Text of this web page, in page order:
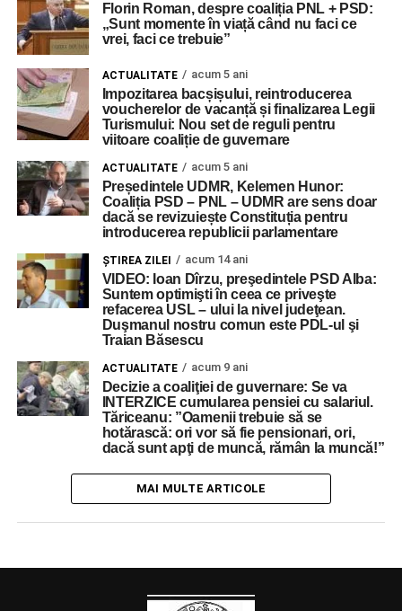
Florin Roman, despre coaliția PNL + PSD:
„Sunt momente în viață când nu faci ce
vrei, faci ce trebuie”
ACTUALITATE acum 5 ani
Impozitarea bacșișului, reintroducerea
voucherelor de vacanță și finalizarea Legii
Turismului: Nou set de reguli pentru
viitoare coaliție de guvernare
ACTUALITATE acum 5 ani
Președintele UDMR, Kelemen Hunor:
Coaliția PSD – PNL – UDMR are sens doar
dacă se revizuiește Constituția pentru
introducerea republicii parlamentare
ŞTIREA ZILEI acum 14 ani
VIDEO: Ioan Dîrzu, preşedintele PSD Alba:
Suntem optimişti în ceea ce priveşte
refacerea USL – ului la nivel judeţean.
Duşmanul nostru comun este PDL-ul şi
Traian Băsescu
ACTUALITATE acum 9 ani
Decizie a coaliţiei de guvernare: Se va
INTERZICE cumularea pensiei cu salariul.
Tăriceanu: ”Oamenii trebuie să se
hotărască: ori vor să fie pensionari, ori,
dacă sunt apţi de muncă, rămân la muncă!”
MAI MULTE ARTICOLE